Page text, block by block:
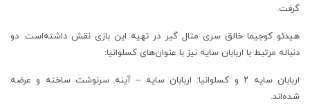
گرفت.
هیدئو کوجیما خالق سری متال گیر در تهیه این بازی نقش داشته‌است. دو
دنباله مرتبط با اربابان سایه نیز با عنوان‌های کسلوانیا:
اربابان سایه ۲ و کسلوانیا: اربابان سایه – آینه سرنوشت ساخته و عرضه
شده‌اند.